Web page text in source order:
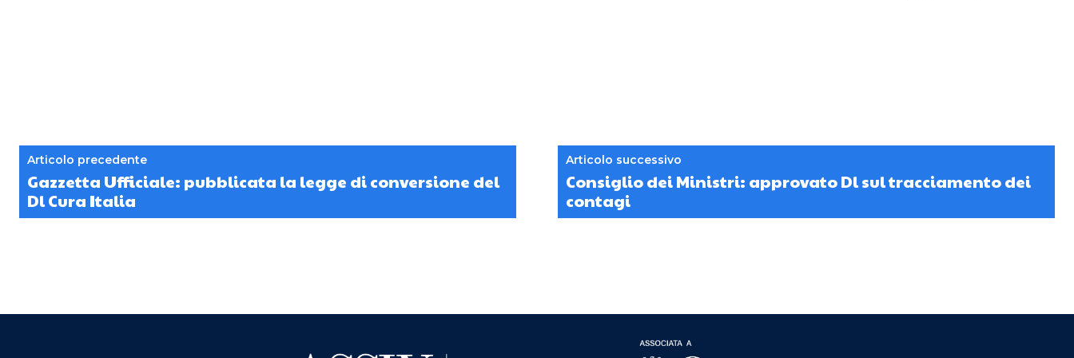
Articolo precedente
Gazzetta Ufficiale: pubblicata la legge di conversione del
Dl Cura Italia
Articolo successivo
Consiglio dei Ministri: approvato Dl sul tracciamento dei
contagi